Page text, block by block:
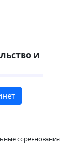
и
соревнования